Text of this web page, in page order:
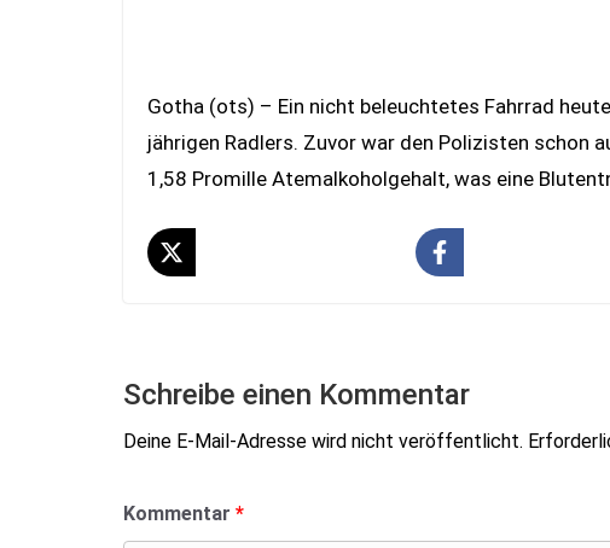
Gotha (ots) – Ein nicht beleuchtetes Fahrrad
jährigen Radlers. Zuvor war den Polizisten schon
1,58 Promille Atemalkoholgehalt, was eine
Schreibe einen Kommentar
Deine E-Mail-Adresse wird nicht veröffentlicht.
Kommentar *